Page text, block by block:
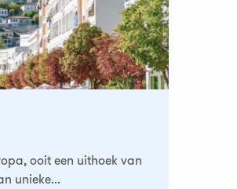
ooit een uithoek van
unieke...